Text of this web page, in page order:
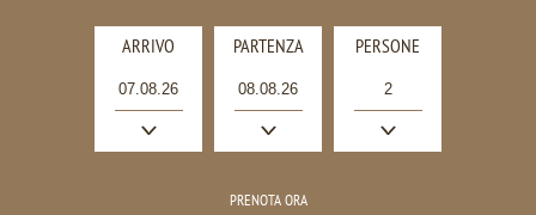
ARRIVO PARTENZA PERSONE